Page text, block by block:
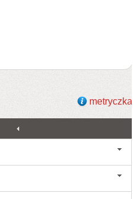
metryczka